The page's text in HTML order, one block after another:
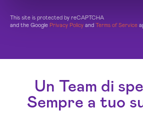
This site is protected by reCAPTCHA
and the Google Privacy Policy and Terms of Service
Un Team di
Sempre a tuo